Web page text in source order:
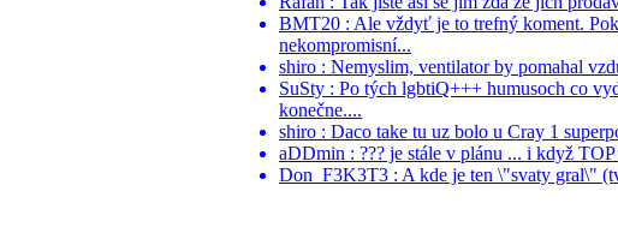
BMT20 : Ale vždyť je to trefný koment.
nekompromisní...
shiro : Nemyslim, ventilator by pomahal
SuSty : Po tých lgbtiQ+++ humusoch co
konečne....
shiro : Daco take tu uz bolo u Cray 1
aDDmin : ??? je stále v plánu ... i když
Don_F3K3T3 : A kde je ten \"svaty gral\"